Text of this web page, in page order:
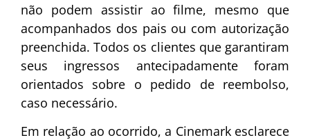
não podem assistir ao filme, mesmo que
acompanhados dos pais ou com autorização
preenchida. Todos os clientes que garantiram
seus ingressos antecipadamente foram
orientados sobre o pedido de reembolso,
caso necessário.
Em relação ao ocorrido, a Cinemark esclarece